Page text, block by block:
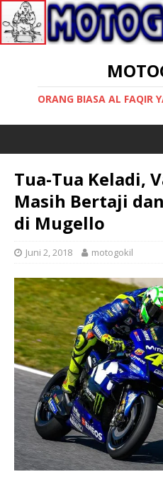
ORANG BIASA AL FAQIR
Tua-Tua Keladi,
Masih Bertaji
di Mugello
Juni 2, 2018 motogokil